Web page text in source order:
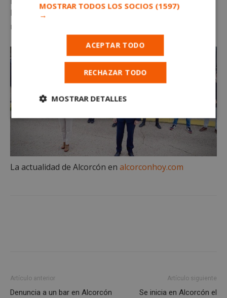
lo que este año la plantilla contará con 100 nuevos
maquinistas en el últimos trimestre del año 2020.
La actualidad de Alcorcón en alcorconhoy.com
Artículo anterior
Denuncia a un bar en Alcorcón
Artículo siguiente
Se inicia en Alcorcón el
MOSTRAR TODOS LOS SOCIOS (1597)
→
ACEPTAR TODO
RECHAZAR TODO
MOSTRAR DETALLES
Cookies
necesarias
Cookies de
rendimiento
Cookies de
Cookies estrictamente necesarias